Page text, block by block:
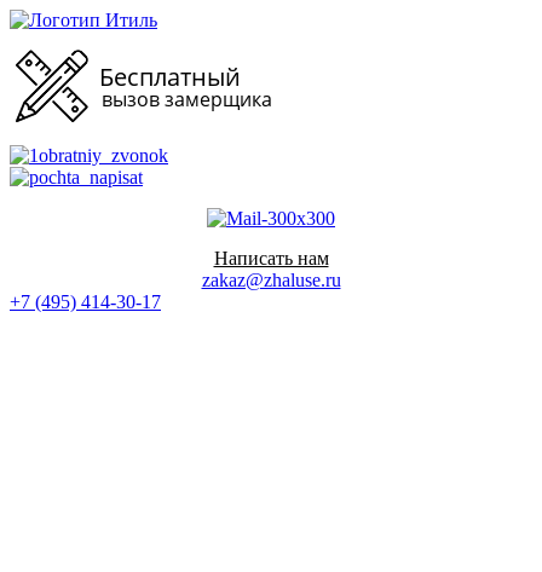
Перейти
содержимому
Написать нам
zakaz@zhaluse.ru
+7 (495) 414-30-17‬